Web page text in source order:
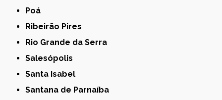
Poá
Ribeirão Pires
Rio Grande da Serra
Salesópolis
Santa Isabel
Santana de Parnaíba